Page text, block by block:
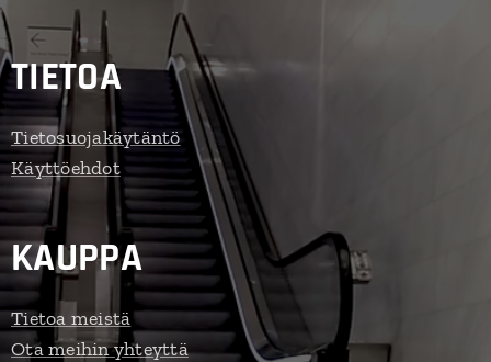
TIETOA
Tietosuojakäytäntö
Käyttöehdot
KAUPPA
Tietoa meistä
Ota meihin yhteyttä